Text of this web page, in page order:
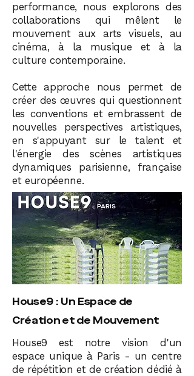
performance, nous explorons des
collaborations qui mêlent le
mouvement aux arts visuels, au
cinéma, à la musique et à la
culture contemporaine.
Cette approche nous permet de
créer des œuvres qui questionnent
les conventions et embrassent de
nouvelles perspectives artistiques,
en s'appuyant sur le talent et
l'énergie des scènes artistiques
dynamiques parisienne, française
et européenne.
House9 : Un Espace de
Création et de Mouvement
House9 est notre vision d'un
espace unique à Paris - un centre
de répétition et de création dédié à